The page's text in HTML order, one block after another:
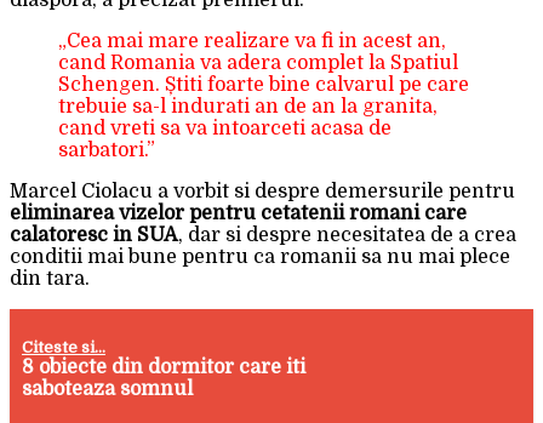
„Cea mai mare realizare va fi in acest an,
cand Romania va adera complet la Spatiul
Schengen. Știti foarte bine calvarul pe care
trebuie sa-l indurati an de an la granita,
cand vreti sa va intoarceti acasa de
sarbatori.”
Marcel Ciolacu a vorbit si despre demersurile pentru
eliminarea vizelor pentru cetatenii romani care
calatoresc in SUA, dar si despre necesitatea de a crea
conditii mai bune pentru ca romanii sa nu mai plece
din tara.
Citeste si...
8 obiecte din dormitor care iti
saboteaza somnul